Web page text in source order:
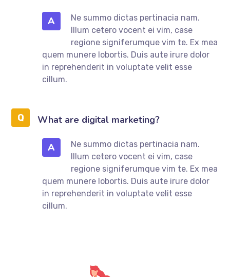
A
Ne summo dictas pertinacia nam.
Illum cetero vocent ei vim, case
regione signiferumque vim te. Ex mea
quem munere lobortis. Duis aute irure dolor
in reprehenderit in voluptate velit esse
cillum.
What are digital marketing?
A
Ne summo dictas pertinacia nam.
Illum cetero vocent ei vim, case
regione signiferumque vim te. Ex mea
quem munere lobortis. Duis aute irure dolor
in reprehenderit in voluptate velit esse
cillum.